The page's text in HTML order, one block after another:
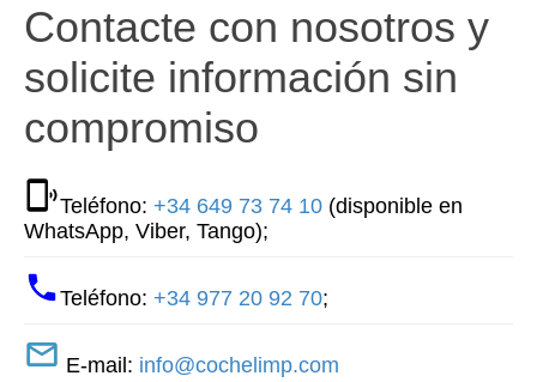
Contacte con nosotros y
solicite información sin
compromiso
Teléfono: +34 649 73 74 10 (disponible en
WhatsApp, Viber, Tango);
Teléfono: +34 977 20 92 70;
E-mail: info@cochelimp.com